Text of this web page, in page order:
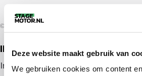
Deze website maakt gebruik van
We gebruiken cookies om content
© 2026 door stagemotor.nl
IK ZOEK EEN BAAN
Inloggen